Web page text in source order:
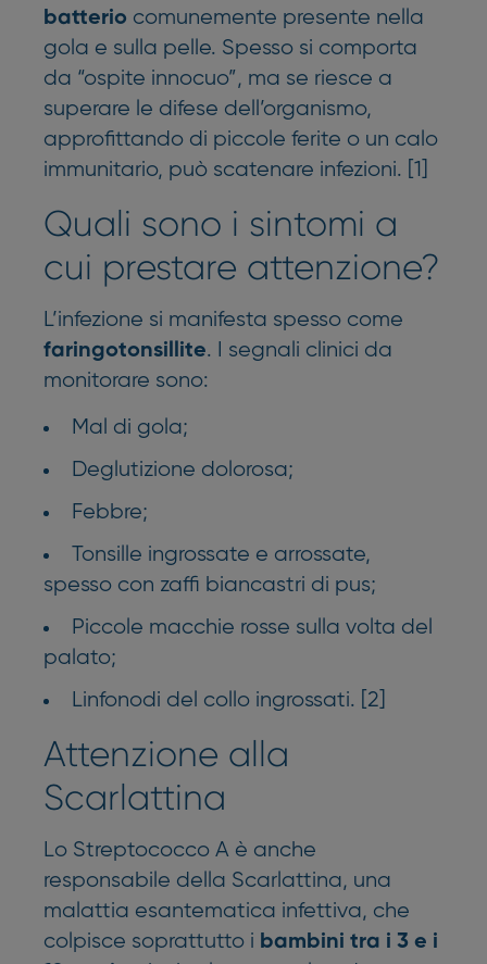
batterio comunemente presente nella
gola e sulla pelle. Spesso si comporta
da “ospite innocuo”, ma se riesce a
superare le difese dell’organismo,
approfittando di piccole ferite o un calo
immunitario, può scatenare infezioni. [1]
Quali sono i sintomi a
cui prestare attenzione?
L’infezione si manifesta spesso come
faringotonsillite. I segnali clinici da
monitorare sono:
Mal di gola;
Deglutizione dolorosa;
Febbre;
Tonsille ingrossate e arrossate,
spesso con zaffi biancastri di pus;
Piccole macchie rosse sulla volta del
palato;
Linfonodi del collo ingrossati. [2]
Attenzione alla
Scarlattina
Lo Streptococco A è anche
responsabile della Scarlattina, una
malattia esantematica infettiva, che
colpisce soprattutto i bambini tra i 3 e i